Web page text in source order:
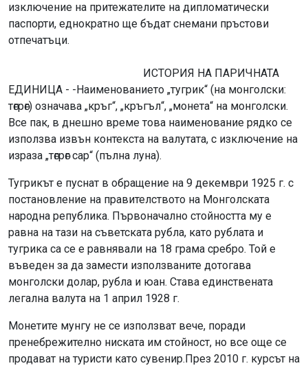
изключение на притежателите на дипломатически
паспорти, еднократно ще бъдат снемани пръстови
отпечатъци.
ИСТОРИЯ НА ПАРИЧНАТА
ЕДИНИЦА - -Наименованието „тугрик“ (на монголски:
төгрөг) означава „кръг“, „кръгъл“, „монета“ на монголски.
Все пак, в днешно време това наименование рядко се
използва извън контекста на валутата, с изключение на
израза „төгрөг сар“ (пълна луна).
Тугрикът е пуснат в обращение на 9 декември 1925 г. с
постановление на правителството на Монголската
народна република. Първоначално стойността му е
равна на тази на съветската рубла, като рублата и
тугрика са се е равнявали на 18 грама сребро. Той е
въведен за да замести използваните дотогава
монголски долар, рубла и юан. Става единствената
легална валута на 1 април 1928 г.
Монетите мунгу не се използват вече, поради
пренебрежително ниската им стойност, но все още се
продават на туристи като сувенир.През 2010 г. курсът на